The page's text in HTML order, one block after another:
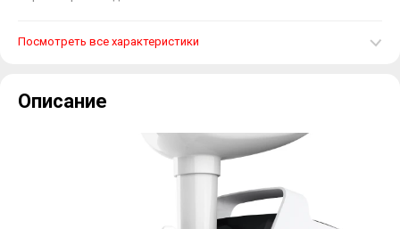
Посмотреть все характеристики
Описание